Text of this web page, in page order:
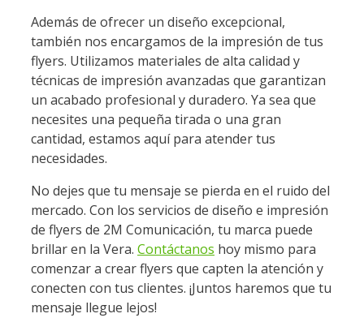
Además de ofrecer un diseño excepcional,
también nos encargamos de la impresión de tus
flyers. Utilizamos materiales de alta calidad y
técnicas de impresión avanzadas que garantizan
un acabado profesional y duradero. Ya sea que
necesites una pequeña tirada o una gran
cantidad, estamos aquí para atender tus
necesidades.
No dejes que tu mensaje se pierda en el ruido del
mercado. Con los servicios de diseño e impresión
de flyers de 2M Comunicación, tu marca puede
brillar en la Vera. Contáctanos hoy mismo para
comenzar a crear flyers que capten la atención y
conecten con tus clientes. ¡Juntos haremos que tu
mensaje llegue lejos!